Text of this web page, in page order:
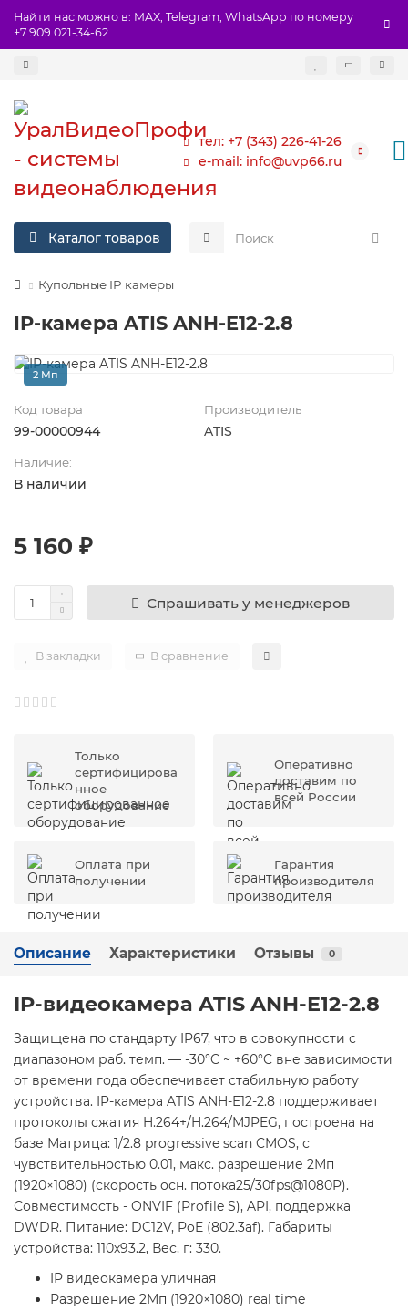
Найти нас можно в: MAX, Telegram, WhatsApp по номеру
+7 909 021-34-62
тел: +7 (343) 226-41-26
e-mail: info@uvp66.ru
Каталог товаров
Купольные IP камеры
IP-камера ATIS ANH-E12-2.8
2 Мп
Код товара
99-00000944
Производитель
ATIS
Наличие:
В наличии
5 160 ₽
Спрашивать у менеджеров
В закладки В сравнение
Только
сертифицирова
нное
оборудование
Оперативно
доставим по
всей России
Оплата при
получении
Гарантия
производителя
Описание Характеристики Отзывы 0
IP-видеокамера ATIS ANH-E12-2.8
Защищена по стандарту IP67, что в совокупности с
диапазоном раб. темп. — -30°C ~ +60°C вне зависимости
от времени года обеспечивает стабильную работу
устройства. IP-камера ATIS ANH-E12-2.8 поддерживает
протоколы сжатия H.264+/H.264/MJPEG, построена на
базе Матрица: 1/2.8 progressive scan CMOS, с
чувствительностью 0.01, макс. разрешение 2Мп
(1920×1080) (скорость осн. потока25/30fps@1080P).
Совместимость - ONVIF (Profile S), API, поддержка
DWDR. Питание: DC12V, PoE (802.3af). Габариты
устройства: 110х93.2, Вес, г: 330.
IP видеокамера уличная
Разрешение 2Мп (1920×1080) real time